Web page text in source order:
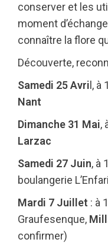
conserver et les
moment
connaître la flore
Découverte,
Samedi 25 Avri l, à
Nant
Dimanche 31 Mai,
Larzac
Samedi 27 Juin, à
boulangerie
Mardi 7 Juillet : à
Graufesenque,
confirmer)